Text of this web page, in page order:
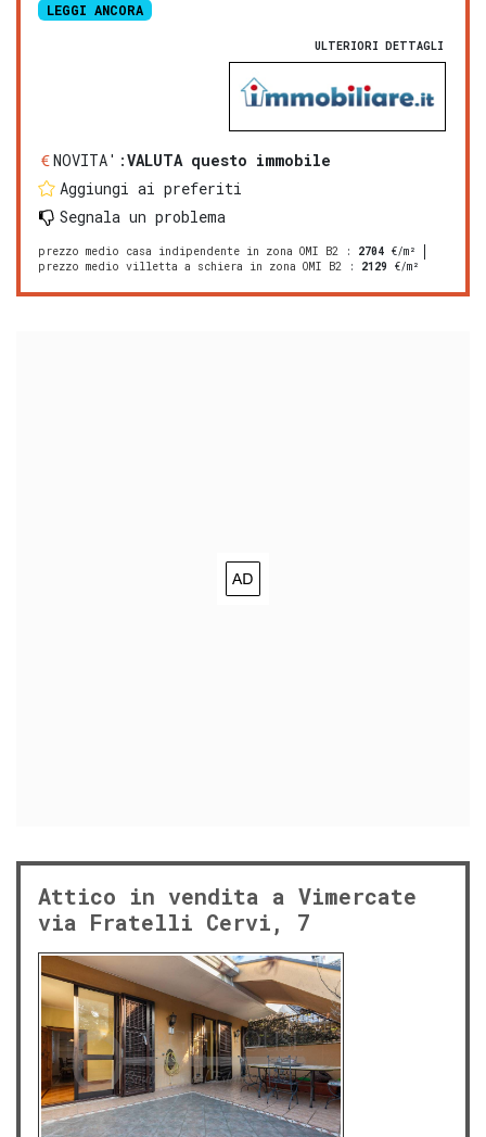
LEGGI ANCORA
ULTERIORI DETTAGLI
NOVITA':VALUTA questo immobile
Aggiungi ai preferiti
Segnala un problema
prezzo medio casa indipendente in zona OMI B2 : 2704 €/m²
prezzo medio villetta a schiera in zona OMI B2 : 2129 €/m²
Attico in vendita a Vimercate
via Fratelli Cervi, 7